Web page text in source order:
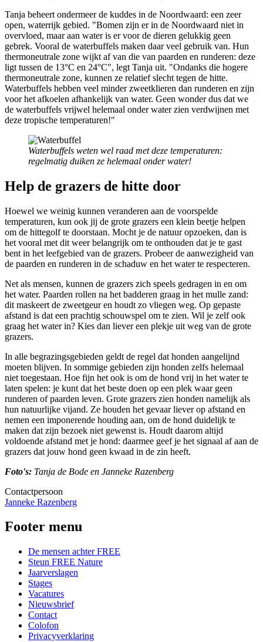
Tanja beheert ondermeer de kuddes in de Noordwaard: een zeer
open, waterrijk gebied. "Bomen zijn er in de Noordwaard niet in
overvloed, maar aan water is er voor de dieren gelukkig geen
gebrek. Vooral de waterbuffels maken daar veel gebruik van. Hun
thermoneutrale zone wijkt af van die van paarden en runderen: deze
ligt tussen de 13°C en 24°C", legt Tanja uit. "Ondanks die hogere
thermoneutrale zone, kunnen ze relatief slecht tegen de hitte.
Waterbuffels hebben veel minder zweetklieren dan runderen en zijn
voor het afkoelen afhankelijk van water. Geen wonder dus dat we
de waterbuffels vrijwel helemaal onder water zien verdwijnen met
deze tropische temperaturen!"
Waterbuffels weten wel raad met deze temperaturen:
regelmatig duiken ze helemaal onder water!
Help de grazers de hitte door
Hoewel we weinig kunnen veranderen aan de voorspelde
temperaturen, kun ook jij de grote grazers een klein beetje helpen
om de hittegolf te doorstaan. Mocht je de natuur opzoeken, dan is
het vooral met dit weer belangrijk om te onthouden dat je te gast
bent in het leefgebied van de grazers. Probeer de aanwezigheid van
de paarden en runderen in de schaduw en het water te respecteren.
Net als mensen, kunnen de grazers zich speels gedragen in en om
het water. Paarden rollen na het badderen graag in het mulle zand:
dit maskeert de zweetgeur en houdt zo vliegen weg. Op gepaste
afstand is dat een prachtig schouwspel om te zien. Wil je zelf ook
graag het water in? Kies dan liever een plekje uit weg van de grote
grazers.
In alle begrazingsgebieden geldt de regel dat honden aangelijnd
moeten blijven. In sommige gebieden zijn honden zelfs helemaal
niet toegestaan. Hoe fijn het ook is om de hond vrij in het water te
laten spelen: je kunt dat het beste doen op een plek waar geen
runderen of paarden leven. Grote grazers zien honden namelijk als
hun natuurlijke vijand. Ze houden het gevaar liever op afstand en
nemen een imponerende houding aan, om de hond duidelijk te
maken dat zijn bezoek niet gewenst is. Houdt daarom altijd
voldoende afstand met je hond: daarmee geef je het signaal af aan de
grazers dat jouw hond geen kwaad in de zin heeft.
Foto's: Tanja de Bode en Janneke Razenberg
Contactpersoon
Janneke Razenberg
Footer menu
De mensen achter FREE
Steun FREE Nature
Jaarverslagen
Stages
Vacatures
Nieuwsbrief
Contact
Colofon
Privacyverklaring